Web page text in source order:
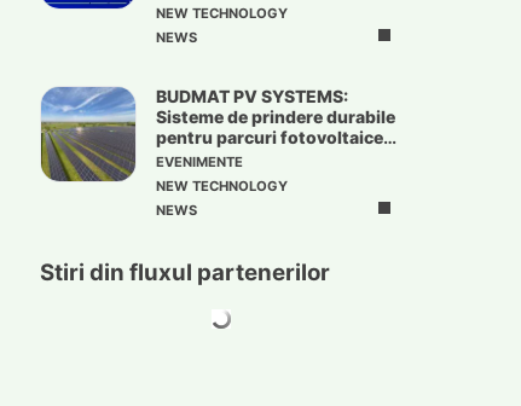
NEW TECHNOLOGY
NEWS
BUDMAT PV SYSTEMS:
Sisteme de prindere durabile
pentru parcuri fotovoltaice
de mari dimensiuni
EVENIMENTE
NEW TECHNOLOGY
NEWS
Stiri din fluxul partenerilor